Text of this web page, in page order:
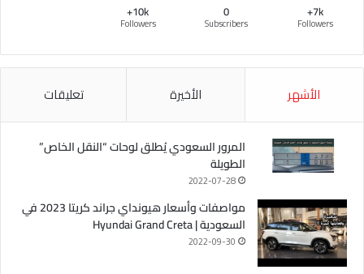
7k+
Followers
0
Subscribers
10k+
Followers
الأشهر الأخيرة تعليقات
المرور السعودي يُطلق لوحات “النقل الخاص”
الطويلة
2022-07-28
مواصفات وأسعار هيونداي جراند كريتا 2023 في
السعودية | Hyundai Grand Creta
2022-09-30